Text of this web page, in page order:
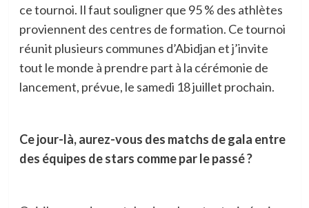
ce tournoi. Il faut souligner que 95 % des athlètes
proviennent des centres de formation. Ce tournoi
réunit plusieurs communes d’Abidjan et j’invite
tout le monde à prendre part à la cérémonie de
lancement, prévue, le samedi 18 juillet prochain.
Ce jour-là, aurez-vous des matchs de gala entre
des équipes de stars comme par le passé ?